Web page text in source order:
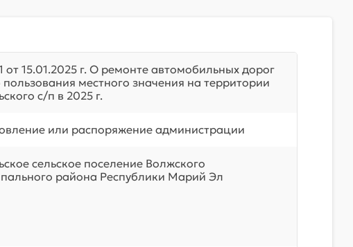
от 15.01.2025 г. О ремонте автомобильных дорог
местного значения на территории
с/п в 2025 г.
или распоряжение администрации
сельское поселение Волжского
района Республики Марий Эл